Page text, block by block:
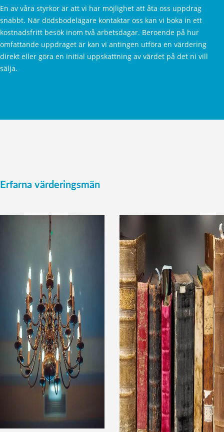
En av våra styrkor är att vi har möjlighet att åta oss uppdrag
snabbt. När dödsbodelägare kontaktar oss kan vi boka in ett
kostnadsfritt besök inom två arbetsdagar. Beroende på hur
omfattande uppdraget är kan vi antingen utföra en värdering
direkt eller göra en initial uppskattning av värdet på det ni vill
sälja.
Erfarna värderingsmän